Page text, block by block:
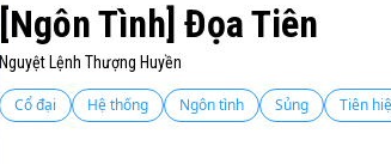
[Ngôn Tình] Đọa Tiên
Nguyệt Lệnh Thượng Huyền
Cổ đại Hệ thống Ngôn tình Sủng Tiên